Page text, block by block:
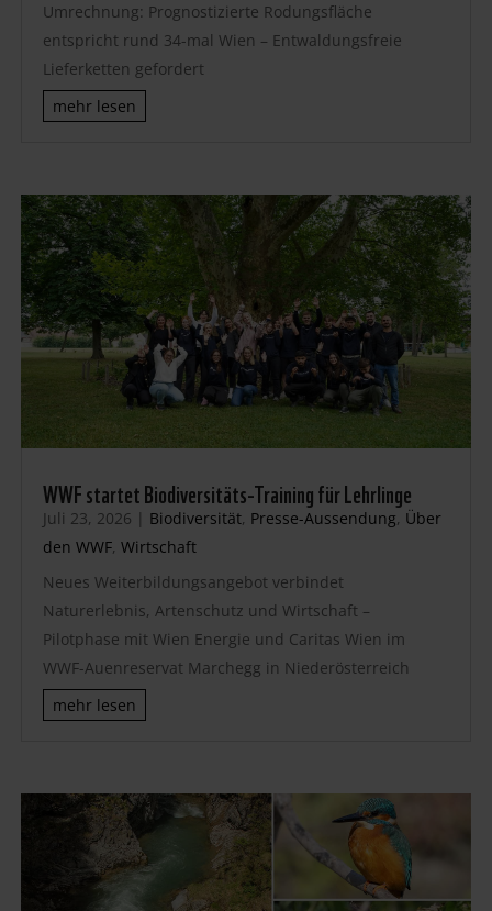
Umrechnung: Prognostizierte Rodungsfläche
entspricht rund 34-mal Wien – Entwaldungsfreie
Lieferketten gefordert
mehr lesen
WWF startet Biodiversitäts-Training für Lehrlinge
Juli 23, 2026 | Biodiversität, Presse-Aussendung, Über
den WWF, Wirtschaft
Neues Weiterbildungsangebot verbindet
Naturerlebnis, Artenschutz und Wirtschaft –
Pilotphase mit Wien Energie und Caritas Wien im
WWF-Auenreservat Marchegg in Niederösterreich
mehr lesen